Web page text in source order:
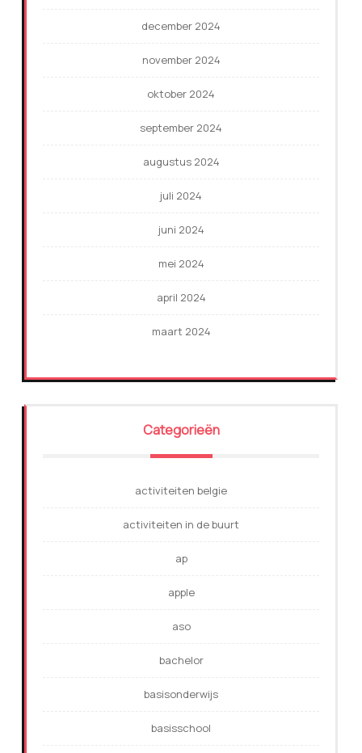
december 2024
november 2024
oktober 2024
september 2024
augustus 2024
juli 2024
juni 2024
mei 2024
april 2024
maart 2024
Categorieën
activiteiten belgie
activiteiten in de buurt
ap
apple
aso
bachelor
basisonderwijs
basisschool